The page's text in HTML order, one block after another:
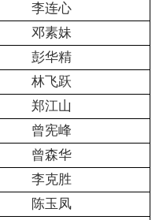
李连心
邓素妹
彭华精
林飞跃
郑江山
曾宪峰
曾森华
李克胜
陈玉凤